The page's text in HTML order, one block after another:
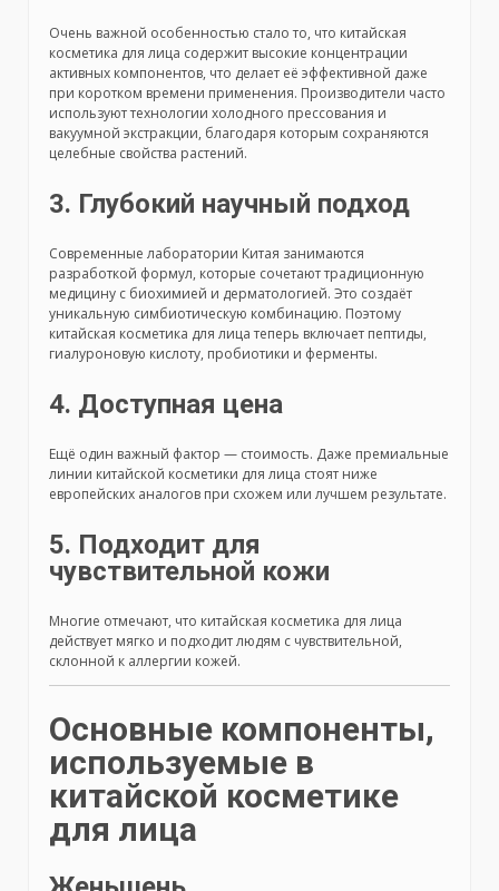
Очень важной особенностью стало то, что китайская
косметика для лица содержит высокие концентрации
активных компонентов, что делает её эффективной даже
при коротком времени применения. Производители часто
используют технологии холодного прессования и
вакуумной экстракции, благодаря которым сохраняются
целебные свойства растений.
3. Глубокий научный подход
Современные лаборатории Китая занимаются
разработкой формул, которые сочетают традиционную
медицину с биохимией и дерматологией. Это создаёт
уникальную симбиотическую комбинацию. Поэтому
китайская косметика для лица теперь включает пептиды,
гиалуроновую кислоту, пробиотики и ферменты.
4. Доступная цена
Ещё один важный фактор — стоимость. Даже премиальные
линии китайской косметики для лица стоят ниже
европейских аналогов при схожем или лучшем результате.
5. Подходит для
чувствительной кожи
Многие отмечают, что китайская косметика для лица
действует мягко и подходит людям с чувствительной,
склонной к аллергии кожей.
Основные компоненты,
используемые в
китайской косметике
для лица